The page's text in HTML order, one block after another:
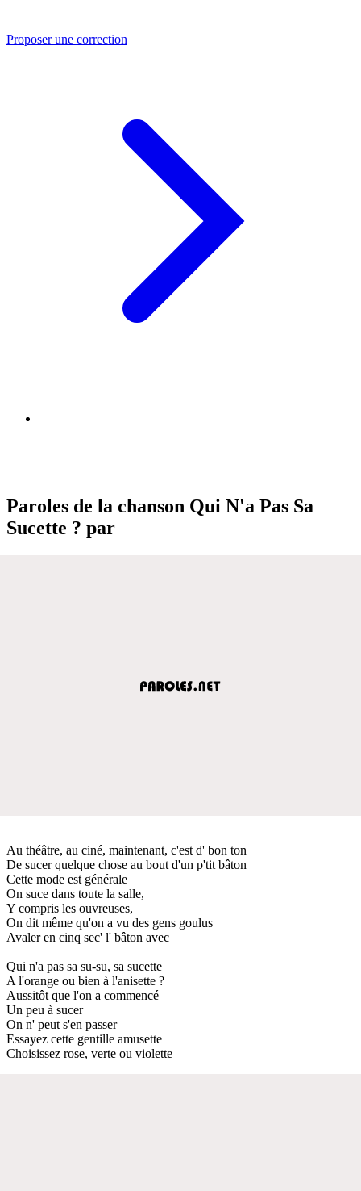
Proposer une correction
Paroles de la chanson Qui N'a Pas Sa
Sucette ? par
Au théâtre, au ciné, maintenant, c'est d' bon ton
De sucer quelque chose au bout d'un p'tit bâton
Cette mode est générale
On suce dans toute la salle,
Y compris les ouvreuses,
On dit même qu'on a vu des gens goulus
Avaler en cinq sec' l' bâton avec
Qui n'a pas sa su-su, sa sucette
A l'orange ou bien à l'anisette ?
Aussitôt que l'on a commencé
Un peu à sucer
On n' peut s'en passer
Essayez cette gentille amusette
Choisissez rose, verte ou violette